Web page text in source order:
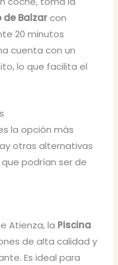
de Balzarcon
20 minutos
cuenta con un
lo que facilita el
la opción más
otras alternativas
que podrían ser de
Atienza, la Piscina
de alta calidad y
Es ideal para